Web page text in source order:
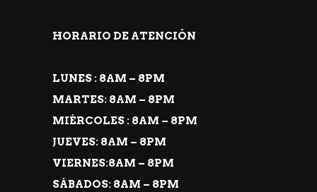
HORARIO DE ATENCIÓN
LUNES : 8AM – 8PM
MARTES: 8AM – 8PM
MIÉRCOLES : 8AM – 8PM
JUEVES: 8AM – 8PM
VIERNES:8AM – 8PM
SÁBADOS: 8AM – 8PM